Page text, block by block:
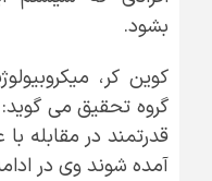
بشود.
کوین کر،
گروه تحقیق می
قدرتمند در مقابله
آمده شوند وی در